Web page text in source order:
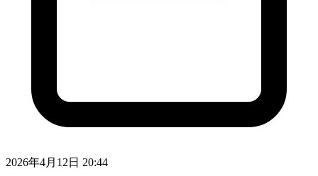
2026年4月12日 20:44